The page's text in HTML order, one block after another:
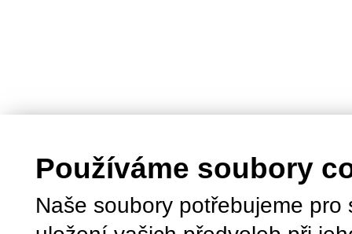
Používáme soubory
Naše soubory potřebujeme